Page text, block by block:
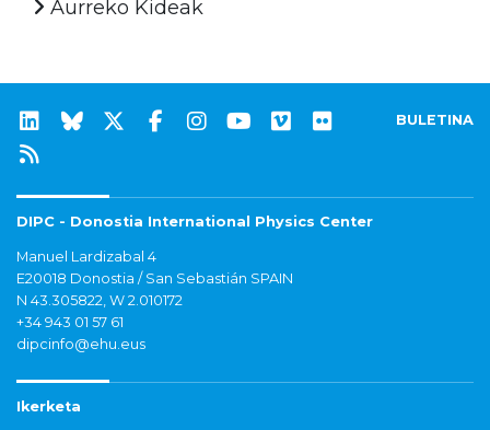
Aurreko Kideak
BULETINA
DIPC - Donostia International Physics Center
Manuel Lardizabal 4
E20018 Donostia / San Sebastián SPAIN
N 43.305822, W 2.010172
+34 943 01 57 61
dipcinfo@ehu.eus
Ikerketa